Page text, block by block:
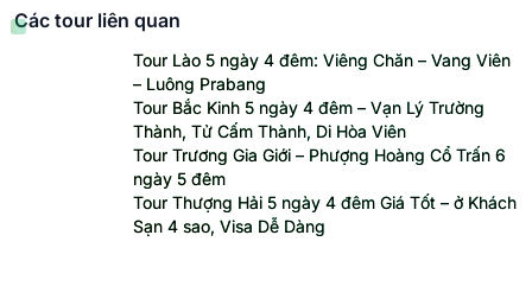
Các tour liên quan
Tour Lào 5 ngày 4 đêm: Viêng Chăn – Vang Viên
– Luông Prabang
Tour Bắc Kinh 5 ngày 4 đêm – Vạn Lý Trường
Thành, Tử Cấm Thành, Di Hòa Viên
Tour Trương Gia Giới – Phượng Hoàng Cổ Trấn 6
ngày 5 đêm
Tour Thượng Hải 5 ngày 4 đêm Giá Tốt – ở Khách
Sạn 4 sao, Visa Dễ Dàng